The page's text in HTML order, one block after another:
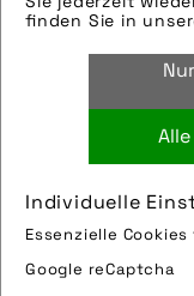
finden Sie in
Individuelle
Essenzielle
Google reCaptcha
Hersteller:
Hinweise zur
Hersteller:
Modellname:
Kemen
Bilder
Hinweise zur